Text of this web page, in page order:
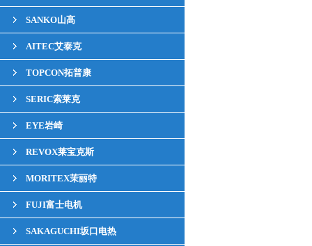
SANKO山高
AITEC艾泰克
TOPCON拓普康
SERIC索莱克
EYE岩崎
REVOX莱宝克斯
MORITEX茉丽特
FUJI富士电机
SAKAGUCHI坂口电热